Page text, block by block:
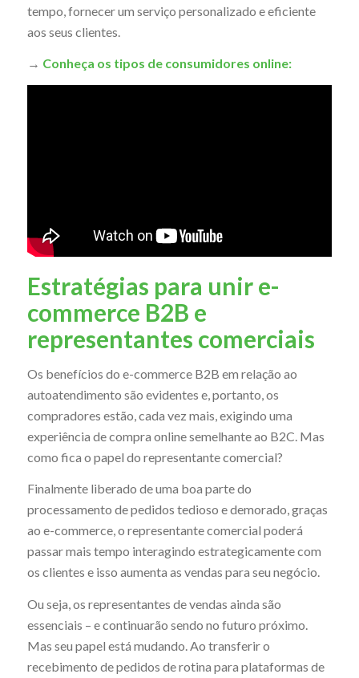
tempo, fornecer um serviço personalizado e eficiente
aos seus clientes.
→ Conheça os tipos de consumidores online:
Estratégias para unir e-
commerce B2B e
representantes comerciais
Os benefícios do e-commerce B2B em relação ao
autoatendimento são evidentes e, portanto, os
compradores estão, cada vez mais, exigindo uma
experiência de compra online semelhante ao B2C. Mas
como fica o papel do representante comercial?
Finalmente liberado de uma boa parte do
processamento de pedidos tedioso e demorado, graças
ao e-commerce, o representante comercial poderá
passar mais tempo interagindo estrategicamente com
os clientes e isso aumenta as vendas para seu negócio.
Ou seja, os representantes de vendas ainda são
essenciais – e continuarão sendo no futuro próximo.
Mas seu papel está mudando. Ao transferir o
recebimento de pedidos de rotina para plataformas de